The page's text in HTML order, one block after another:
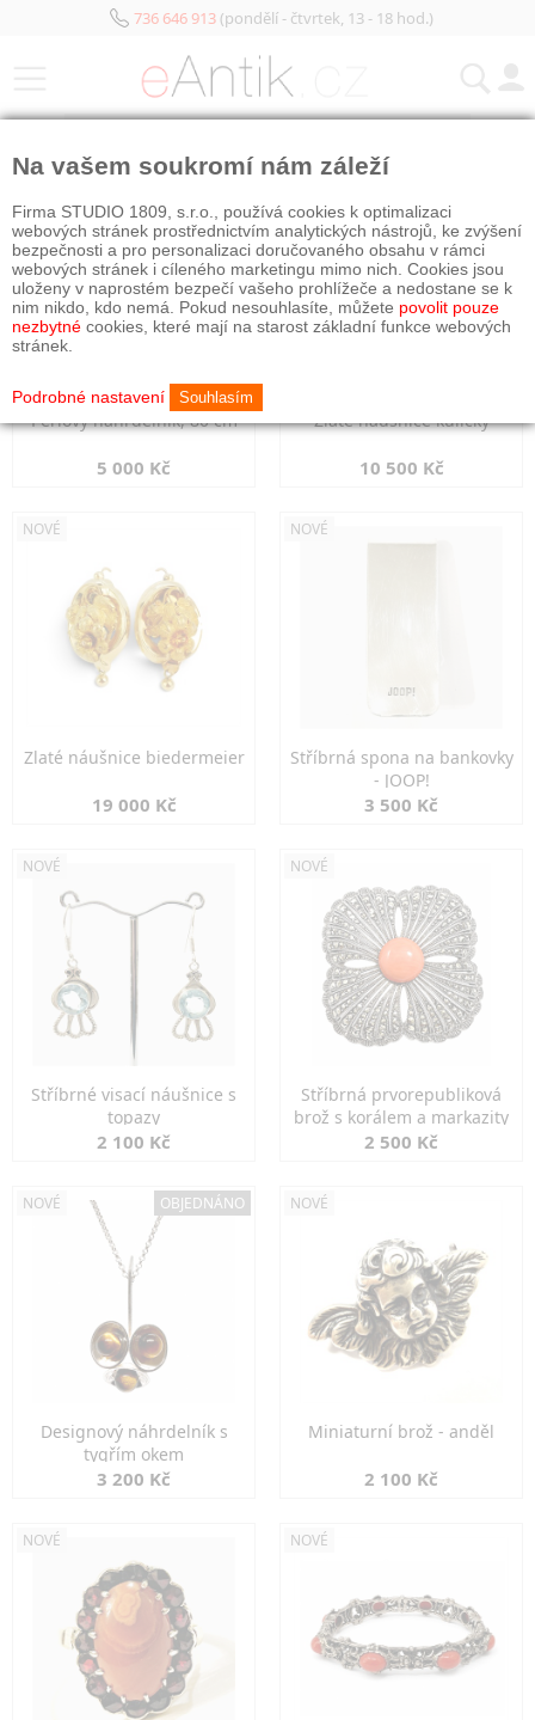
736 646 913(pondělí - čtvrtek, 13 - 18 hod.)
Perlový náhrdelník, 80 cm
5 000 Kč
Zlaté náušnice kuličky
10 500 Kč
NOVÉ
Zlaté náušnice biedermeier
19 000 Kč
NOVÉ
Stříbrná spona na bankovky
- JOOP!
3 500 Kč
NOVÉ
Stříbrné visací náušnice s
topazy
2 100 Kč
NOVÉ
Stříbrná prvorepubliková
brož s korálem a markazity
2 500 Kč
NOVÉ OBJEDNÁNO
Designový náhrdelník s
tygřím okem
3 200 Kč
NOVÉ
Miniaturní brož - anděl
2 100 Kč
NOVÉ NOVÉ
Na vašem soukromí nám záleží
Firma STUDIO 1809, s.r.o., používá cookies k optimalizaci
webových stránek prostřednictvím analytických nástrojů, ke zvýšení
bezpečnosti a pro personalizaci doručovaného obsahu v rámci
webových stránek i cíleného marketingu mimo nich. Cookies jsou
uloženy v naprostém bezpečí vašeho prohlížeče a nedostane se k
nim nikdo, kdo nemá. Pokud nesouhlasíte, můžete povolit pouze
nezbytné cookies, které mají na starost základní funkce webových
stránek.
Podrobné nastavení Souhlasím